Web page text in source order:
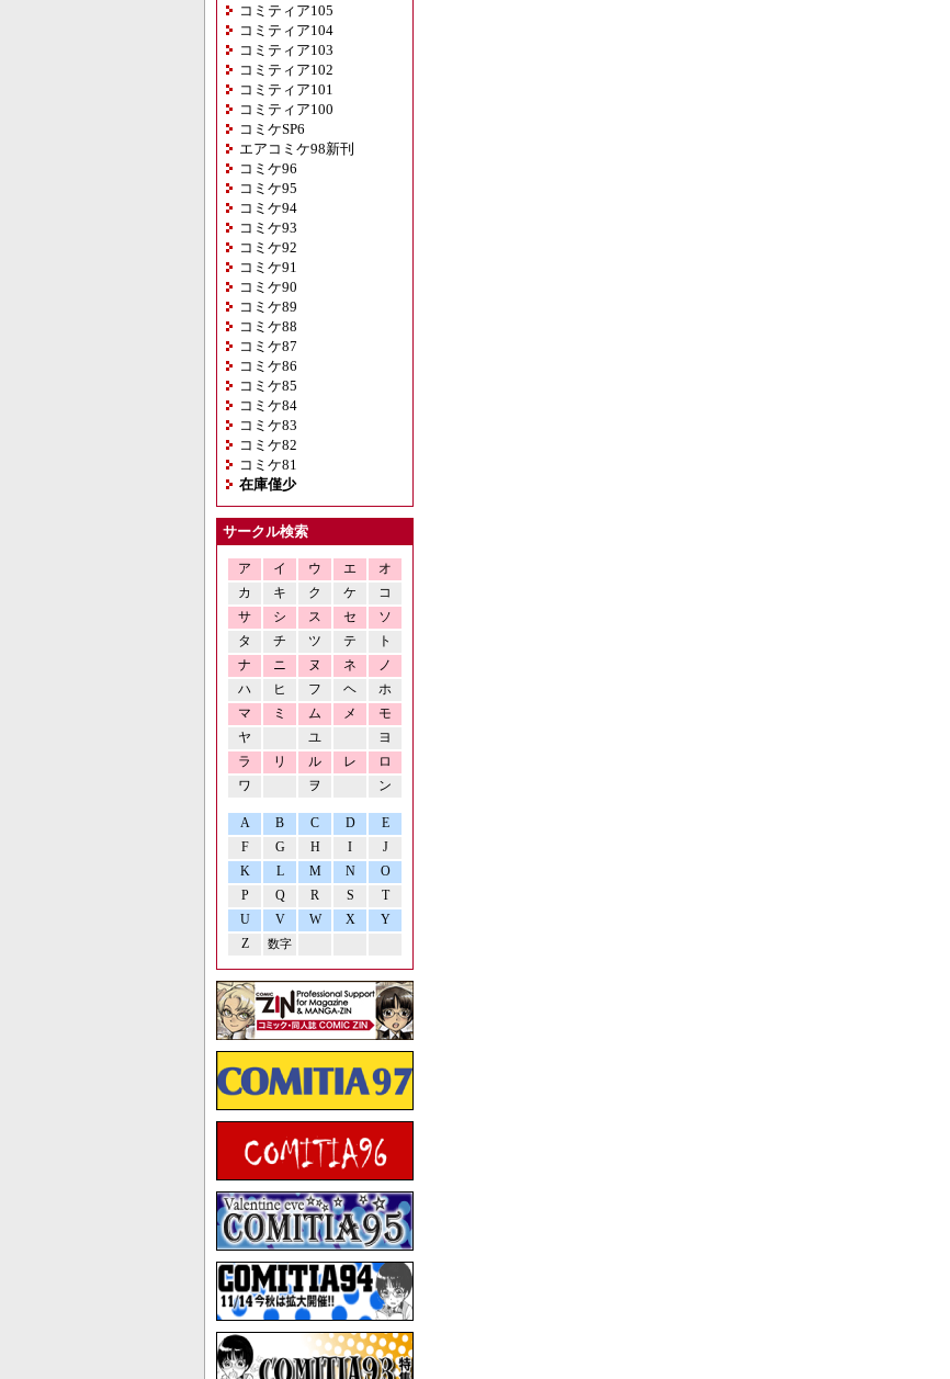
コミティア105
コミティア104
コミティア103
コミティア102
コミティア101
コミティア100
コミケSP6
エアコミケ98新刊
コミケ96
コミケ95
コミケ94
コミケ93
コミケ92
コミケ91
コミケ90
コミケ89
コミケ88
コミケ87
コミケ86
コミケ85
コミケ84
コミケ83
コミケ82
コミケ81
在庫僅少
サークル検索
ア イ ウ エ
オ
カ
キ ク ケ
コ
サ
シ ス セ
ソ
タ
チ ツ テ
ト
ナ
ニ ヌ ネ
ノ
ハ
ヒ フ ヘ
ホ
マ
ミ ム メ
モ
ヤ
ユ
ヨ
ラ
リ ル レ
ロ
ワ
ヲ ン
A B C D
E
F
G H I
J
K
L M N
O
P
Q R S
T
U
V W X
Y
Z
数字